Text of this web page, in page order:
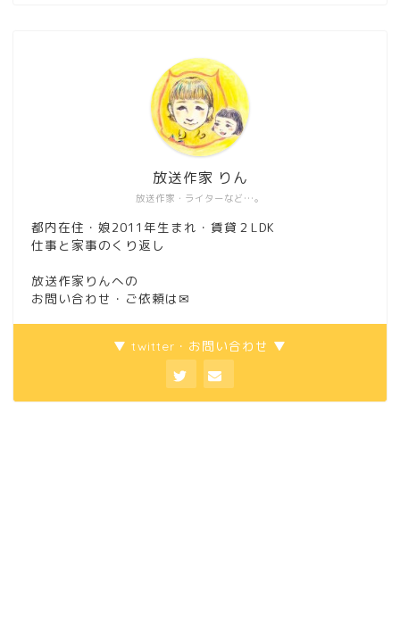
放送作家・ライターなど…。
放送作家 りん
都内在住・娘2011年生まれ・賃貸２LDK
仕事と家事のくり返し
放送作家りんへの
お問い合わせ・ご依頼は ✉
▼ twitter・お問い合わせ ▼